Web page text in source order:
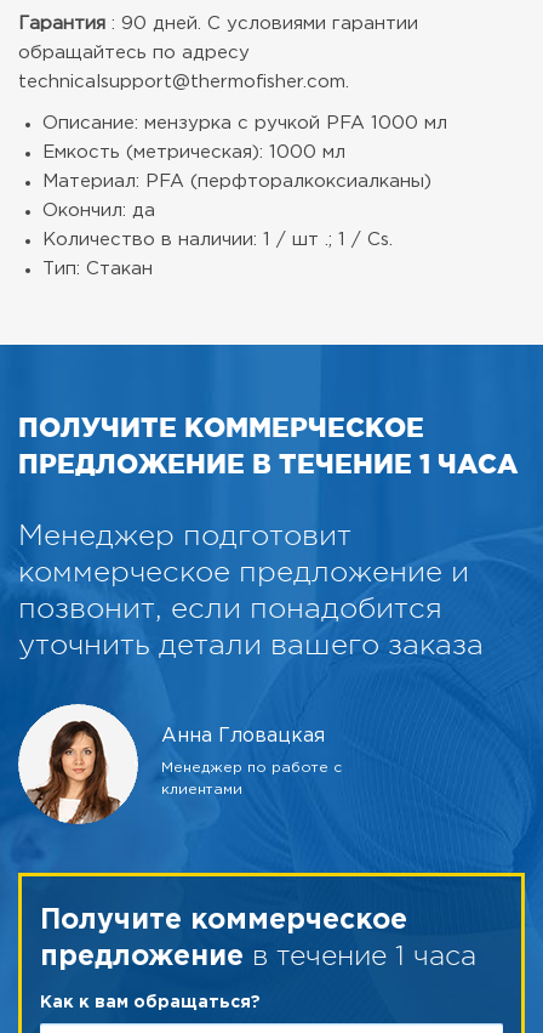
Гарантия : 90 дней. С условиями гарантии
обращайтесь по адресу
technicalsupport@thermofisher.com.
Описание: мензурка с ручкой PFA 1000 мл
Емкость (метрическая): 1000 мл
Материал: PFA (перфторалкоксиалканы)
Окончил: да
Количество в наличии: 1 / шт .; 1 / Cs.
Тип: Стакан
ПОЛУЧИТЕ КОММЕРЧЕСКОЕ
ПРЕДЛОЖЕНИЕ В ТЕЧЕНИЕ 1 ЧАСА
Менеджер подготовит
коммерческое предложение и
позвонит, если понадобится
уточнить детали вашего заказа
Анна Гловацкая
Менеджер по работе с
клиентами
Получите коммерческое
предложение в течение 1 часа
Как к вам обращаться?